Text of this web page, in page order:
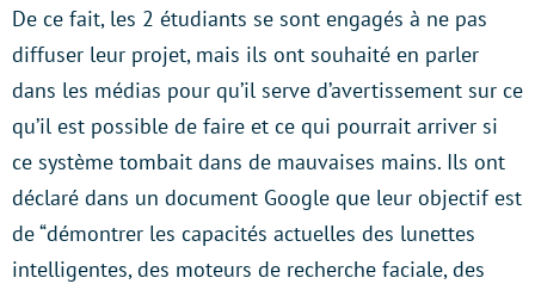
De ce fait, les 2 étudiants se sont engagés à ne pas
diffuser leur projet, mais ils ont souhaité en parler
dans les médias pour qu’il serve d’avertissement sur ce
qu’il est possible de faire et ce qui pourrait arriver si
ce système tombait dans de mauvaises mains. Ils ont
déclaré dans un document Google que leur objectif est
de “démontrer les capacités actuelles des lunettes
intelligentes, des moteurs de recherche faciale, des